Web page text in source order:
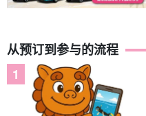
从预订到参与的流程